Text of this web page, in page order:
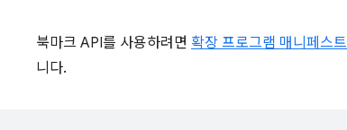
북마크 API를 사용하려면 확장 프로그램 매니페스트
니다.